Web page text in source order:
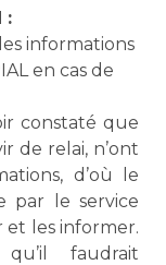
:
informations
en cas de
constaté que
de relai, n’ont
d’où le
par le service
et les informer.
qu’il faudrait